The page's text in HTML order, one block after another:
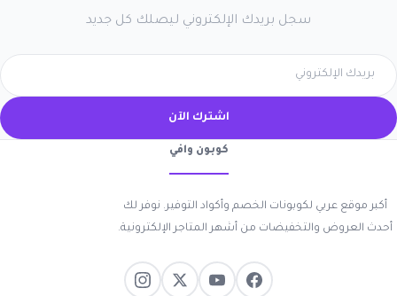
سجل بريدك الإلكتروني ليصلك كل جديد
اشترك الآن
كوبون وافي
أكبر موقع عربي لكوبونات الخصم وأكواد التوفير. نوفر لك
أحدث العروض والتخفيضات من أشهر المتاجر الإلكترونية.